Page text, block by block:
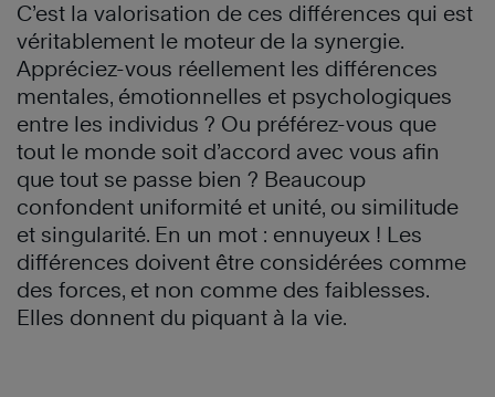
C’est la valorisation de ces différences qui est
véritablement le moteur de la synergie.
Appréciez-vous réellement les différences
mentales, émotionnelles et psychologiques
entre les individus ? Ou préférez-vous que
tout le monde soit d’accord avec vous afin
que tout se passe bien ? Beaucoup
confondent uniformité et unité, ou similitude
et singularité. En un mot : ennuyeux ! Les
différences doivent être considérées comme
des forces, et non comme des faiblesses.
Elles donnent du piquant à la vie.